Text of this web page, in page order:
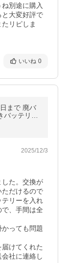
別途に購入
と大変好評で
リピしま
いいね 0
まで 廃バ
ッテリー
の販売 不
2025/12/3
た。交換が
だけるので
リーを入れ
、手間は全
っても問題
けてくれた
社に連絡し